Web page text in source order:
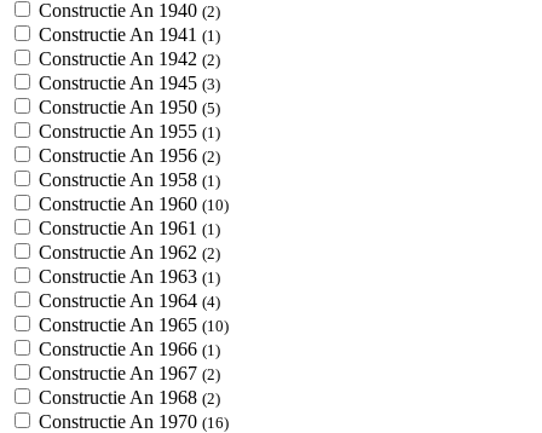
Constructie An 1940 (2)
Constructie An 1941 (1)
Constructie An 1942 (2)
Constructie An 1945 (3)
Constructie An 1950 (5)
Constructie An 1955 (1)
Constructie An 1956 (2)
Constructie An 1958 (1)
Constructie An 1960 (10)
Constructie An 1961 (1)
Constructie An 1962 (2)
Constructie An 1963 (1)
Constructie An 1964 (4)
Constructie An 1965 (10)
Constructie An 1966 (1)
Constructie An 1967 (2)
Constructie An 1968 (2)
Constructie An 1970 (16)